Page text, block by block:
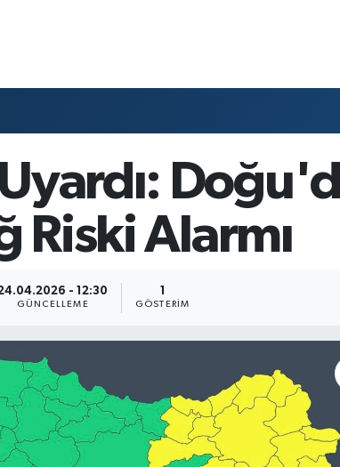
Riski Alarmı
- 12:30
GÜNCELLEME GÖSTERIM